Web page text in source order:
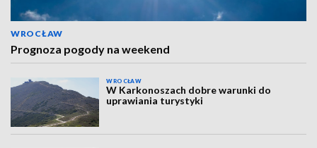
WROCŁAW
Prognoza pogody na weekend
WROCŁAW
W Karkonoszach dobre warunki do
uprawiania turystyki